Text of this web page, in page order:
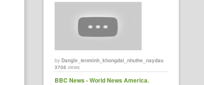
byDangle_tenminh_khongdai_nhuthe_naydau
3708 views
BBC News - World News America.